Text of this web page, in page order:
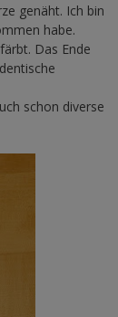
genäht. Ich bin
habe.
Das Ende
schon diverse